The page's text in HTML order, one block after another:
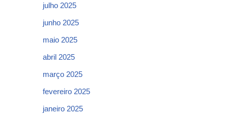
julho 2025
junho 2025
maio 2025
abril 2025
março 2025
fevereiro 2025
janeiro 2025